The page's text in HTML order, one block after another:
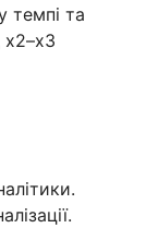
темпі та
х2–х3